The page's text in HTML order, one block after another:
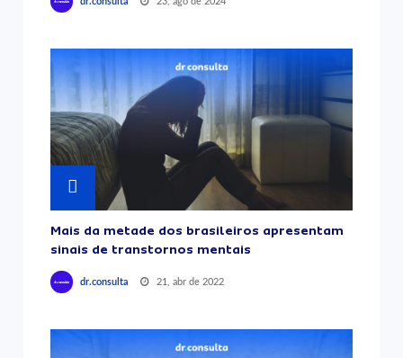
Mais da metade dos brasileiros apresentam
sinais de transtornos mentais
dr.consulta 21, abr de 2022